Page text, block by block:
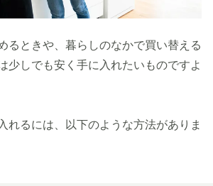
るときや、暮らしのなかで買い替える
少しでも安く手に入れたいものですよ
れるには、以下のような方法がありま